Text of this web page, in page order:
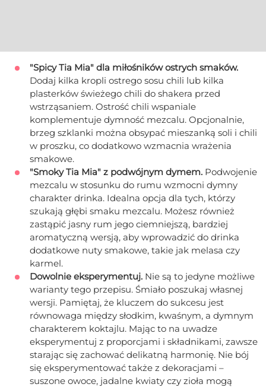
"Spicy Tia Mia" dla miłośników ostrych smaków.
Dodaj kilka kropli ostrego sosu chili lub kilka
plasterków świeżego chili do shakera przed
wstrząsaniem. Ostrość chili wspaniale
komplementuje dymność mezcalu. Opcjonalnie,
brzeg szklanki można obsypać mieszanką soli i chili
w proszku, co dodatkowo wzmacnia wrażenia
smakowe.
"Smoky Tia Mia" z podwójnym dymem. Podwojenie
mezcalu w stosunku do rumu wzmocni dymny
charakter drinka. Idealna opcja dla tych, którzy
szukają głębi smaku mezcalu. Możesz również
zastąpić jasny rum jego ciemniejszą, bardziej
aromatyczną wersją, aby wprowadzić do drinka
dodatkowe nuty smakowe, takie jak melasa czy
karmel.
Dowolnie eksperymentuj. Nie są to jedyne możliwe
warianty tego przepisu. Śmiało poszukaj własnej
wersji. Pamiętaj, że kluczem do sukcesu jest
równowaga między słodkim, kwaśnym, a dymnym
charakterem koktajlu. Mając to na uwadze
eksperymentuj z proporcjami i składnikami, zawsze
starając się zachować delikatną harmonię. Nie bój
się eksperymentować także z dekoracjami –
suszone owoce, jadalne kwiaty czy zioła mogą